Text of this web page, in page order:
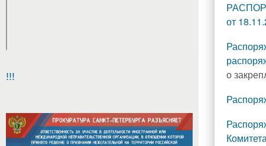
!!!
от
о